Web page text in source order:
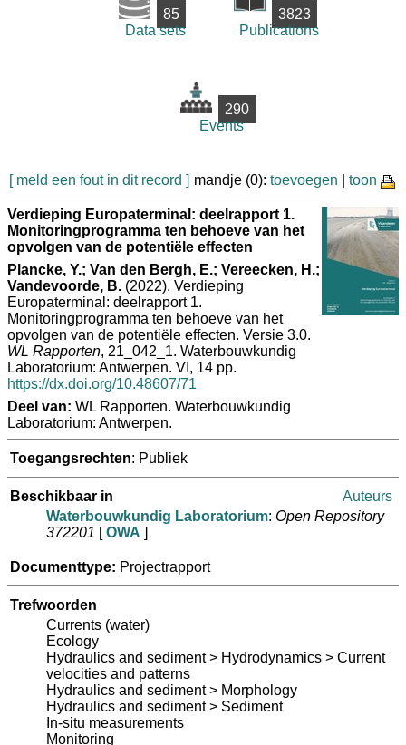
85
Data sets
3823
Publications
290
Events
[ meld een fout in dit record ] mandje (0): toevoegen toon
Verdieping Europaterminal: deelrapport 1.
Monitoringprogramma ten behoeve van het
opvolgen van de potentiële effecten
Plancke, Y.; Van den Bergh, E.; Vereecken, H.;
Vandevoorde, B. (2022). Verdieping
Europaterminal: deelrapport 1.
Monitoringprogramma ten behoeve van het
opvolgen van de potentiële effecten. Versie 3.0.
WL Rapporten, 21_042_1. Waterbouwkundig
Laboratorium: Antwerpen. VI, 14 pp.
https://dx.doi.org/10.48607/71
Deel van: WL Rapporten. Waterbouwkundig
Laboratorium: Antwerpen.
Toegangsrechten: Publiek
Beschikbaar in
Auteurs
Waterbouwkundig Laboratorium: Open Repository
372201 [OWA ]
Documenttype: Projectrapport
Trefwoorden
Currents (water)
Ecology
Hydraulics and sediment > Hydrodynamics > Current
velocities and patterns
Hydraulics and sediment > Morphology
Hydraulics and sediment > Sediment
In-situ measurements
Monitoring